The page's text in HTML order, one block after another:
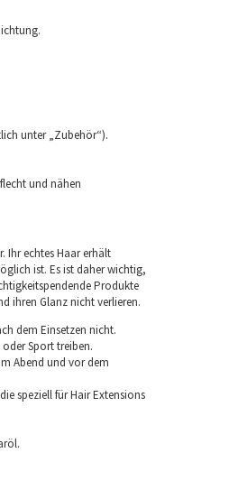
unter „Zubehör“).
und nähen
Ihr echtes Haar erhält
ist. Es ist daher wichtig,
Produkte
ihren Glanz nicht verlieren.
dem Einsetzen nicht.
Sport treiben.
Abend und vor dem
speziell für Hair Extensions